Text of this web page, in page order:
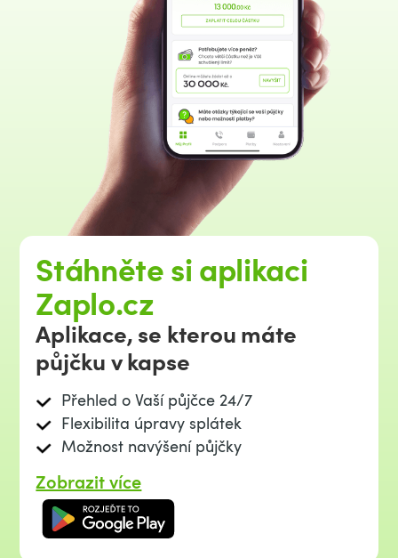
Stáhněte si aplikaci
Zaplo.cz
Aplikace, se kterou máte
půjčku v kapse
Přehled o Vaší půjčce 24/7
Flexibilita úpravy splátek
Možnost navýšení půjčky
Zobrazit více